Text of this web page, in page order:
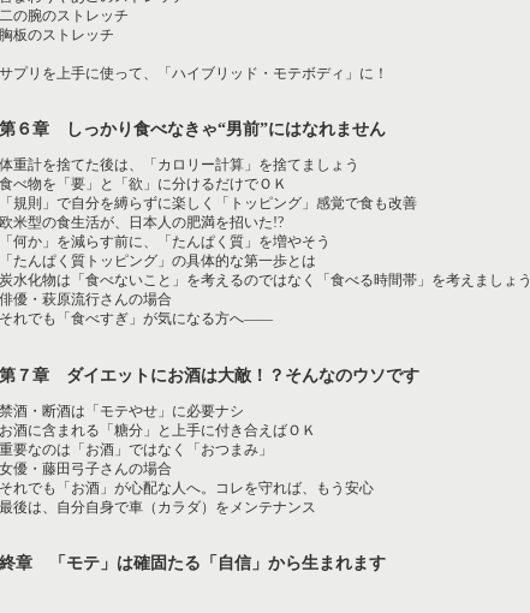
二の腕のストレッチ
胸板のストレッチ
サプリを上手に使って、「ハイブリッド・モテボディ」に！
第６章 しっかり食べなきゃ“男前”にはなれません
体重計を捨てた後は、「カロリー計算」を捨てましょう
食べ物を「要」と「欲」に分けるだけでＯＫ
「規則」で自分を縛らずに楽しく「トッピング」感覚で食も改善
欧米型の食生活が、日本人の肥満を招いた!?
「何か」を減らす前に、「たんぱく質」を増やそう
「たんぱく質トッピング」の具体的な第一歩とは
炭水化物は「食べないこと」を考えるのではなく「食べる時間帯」を考えましょう
俳優・萩原流行さんの場合
それでも「食べすぎ」が気になる方へ――
第７章 ダイエットにお酒は大敵！？そんなのウソです
禁酒・断酒は「モテやせ」に必要ナシ
お酒に含まれる「糖分」と上手に付き合えばＯＫ
重要なのは「お酒」ではなく「おつまみ」
女優・藤田弓子さんの場合
それでも「お酒」が心配な人へ。コレを守れば、もう安心
最後は、自分自身で車（カラダ）をメンテナンス
終章 「モテ」は確固たる「自信」から生まれます